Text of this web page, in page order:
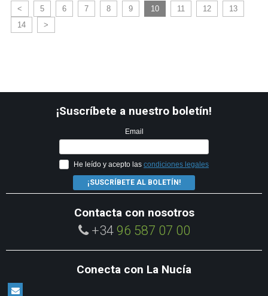
< 5 6 7 8 9 10 11 12
13
14
>
¡Suscríbete a nuestro boletín!
Email
He leído y acepto las condiciones legales
¡SUSCRÍBETE AL BOLETÍN!
Contacta con nosotros
+34 96 587 07 00
Conecta con La Nucía